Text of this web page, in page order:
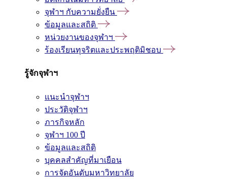
จุฬาฯ กับความยั่งยืน
ข้อมูลและสถิติ
หน่วยงานของจุฬาฯ
ร้องเรียนทุจริตและประพฤติมิชอบ
รู้จักจุฬาฯ
แนะนำจุฬาฯ
ประวัติจุฬาฯ
ภารกิจหลัก
จุฬาฯ 100 ปี
ข้อมูลและสถิติ
บุคคลสำคัญที่มาเยือน
การจัดอันดับมหาวิทยาลัย